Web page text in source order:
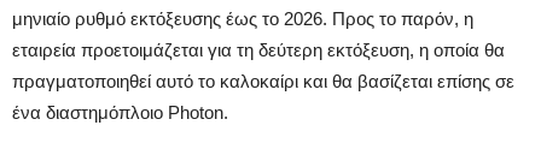
μηνιαίο ρυθμό εκτόξευσης έως το 2026. Προς το παρόν, η
εταιρεία προετοιμάζεται για τη δεύτερη εκτόξευση, η οποία θα
πραγματοποιηθεί αυτό το καλοκαίρι και θα βασίζεται επίσης σε
ένα διαστημόπλοιο Photon.